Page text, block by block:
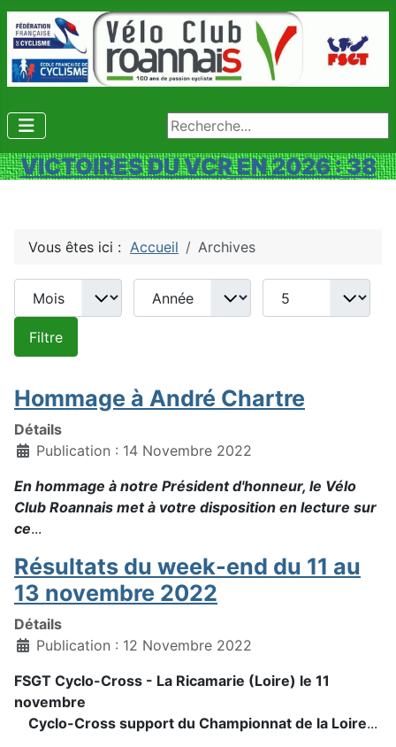
Rechercher
VICTOIRES DU VCR EN 2026 : 38
Vous êtes ici : Accueil Archives
Filtres de recherche
Mois Année Afficher #
Filtre
Hommage à André Chartre
Détails
Publication : 14 Novembre 2022
En hommage à notre Président d'honneur, le Vélo
Club Roannais met à votre disposition en lecture sur
ce...
Résultats du week-end du 11 au
13 novembre 2022
Détails
Publication : 12 Novembre 2022
FSGT Cyclo-Cross - La Ricamarie (Loire) le 11
novembre
Cyclo-Cross support du Championnat de la Loire...